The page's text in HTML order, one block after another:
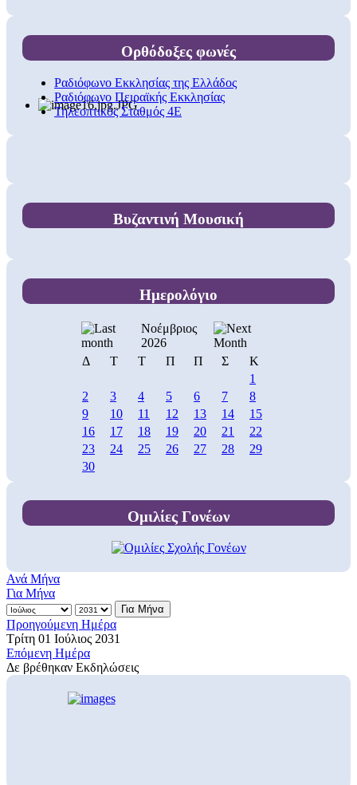
Ορθόδοξες φωνές
Ραδιόφωνο Εκκλησίας της Ελλάδος
Ραδιόφωνο Πειραϊκής Εκκλησίας
Τηλεοπτικός Σταθμός 4Ε
Βυζαντινή Μουσική
Ημερολόγιο
Νοέμβριος
2026
Δ
Τ Τ Π Π Σ
Κ
1
2
3 4 5 6 7
8
9
10 11 12 13 14
15
16
17 18 19 20 21
22
23
24 25 26 27 28
29
30
Ομιλίες Γονέων
Ανά Μήνα
Για Μήνα
Για Μήνα
Προηγούμενη Ημέρα
Τρίτη 01 Ιούλιος 2031
Επόμενη Ημέρα
Δε βρέθηκαν Εκδηλώσεις